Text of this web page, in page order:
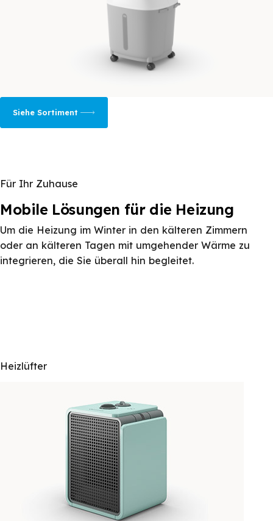
Siehe Sortiment
Für Ihr Zuhause
Mobile Lösungen für die Heizung
Um die Heizung im Winter in den kälteren Zimmern
oder an kälteren Tagen mit umgehender Wärme zu
integrieren, die Sie überall hin begleitet.
Heizlüfter